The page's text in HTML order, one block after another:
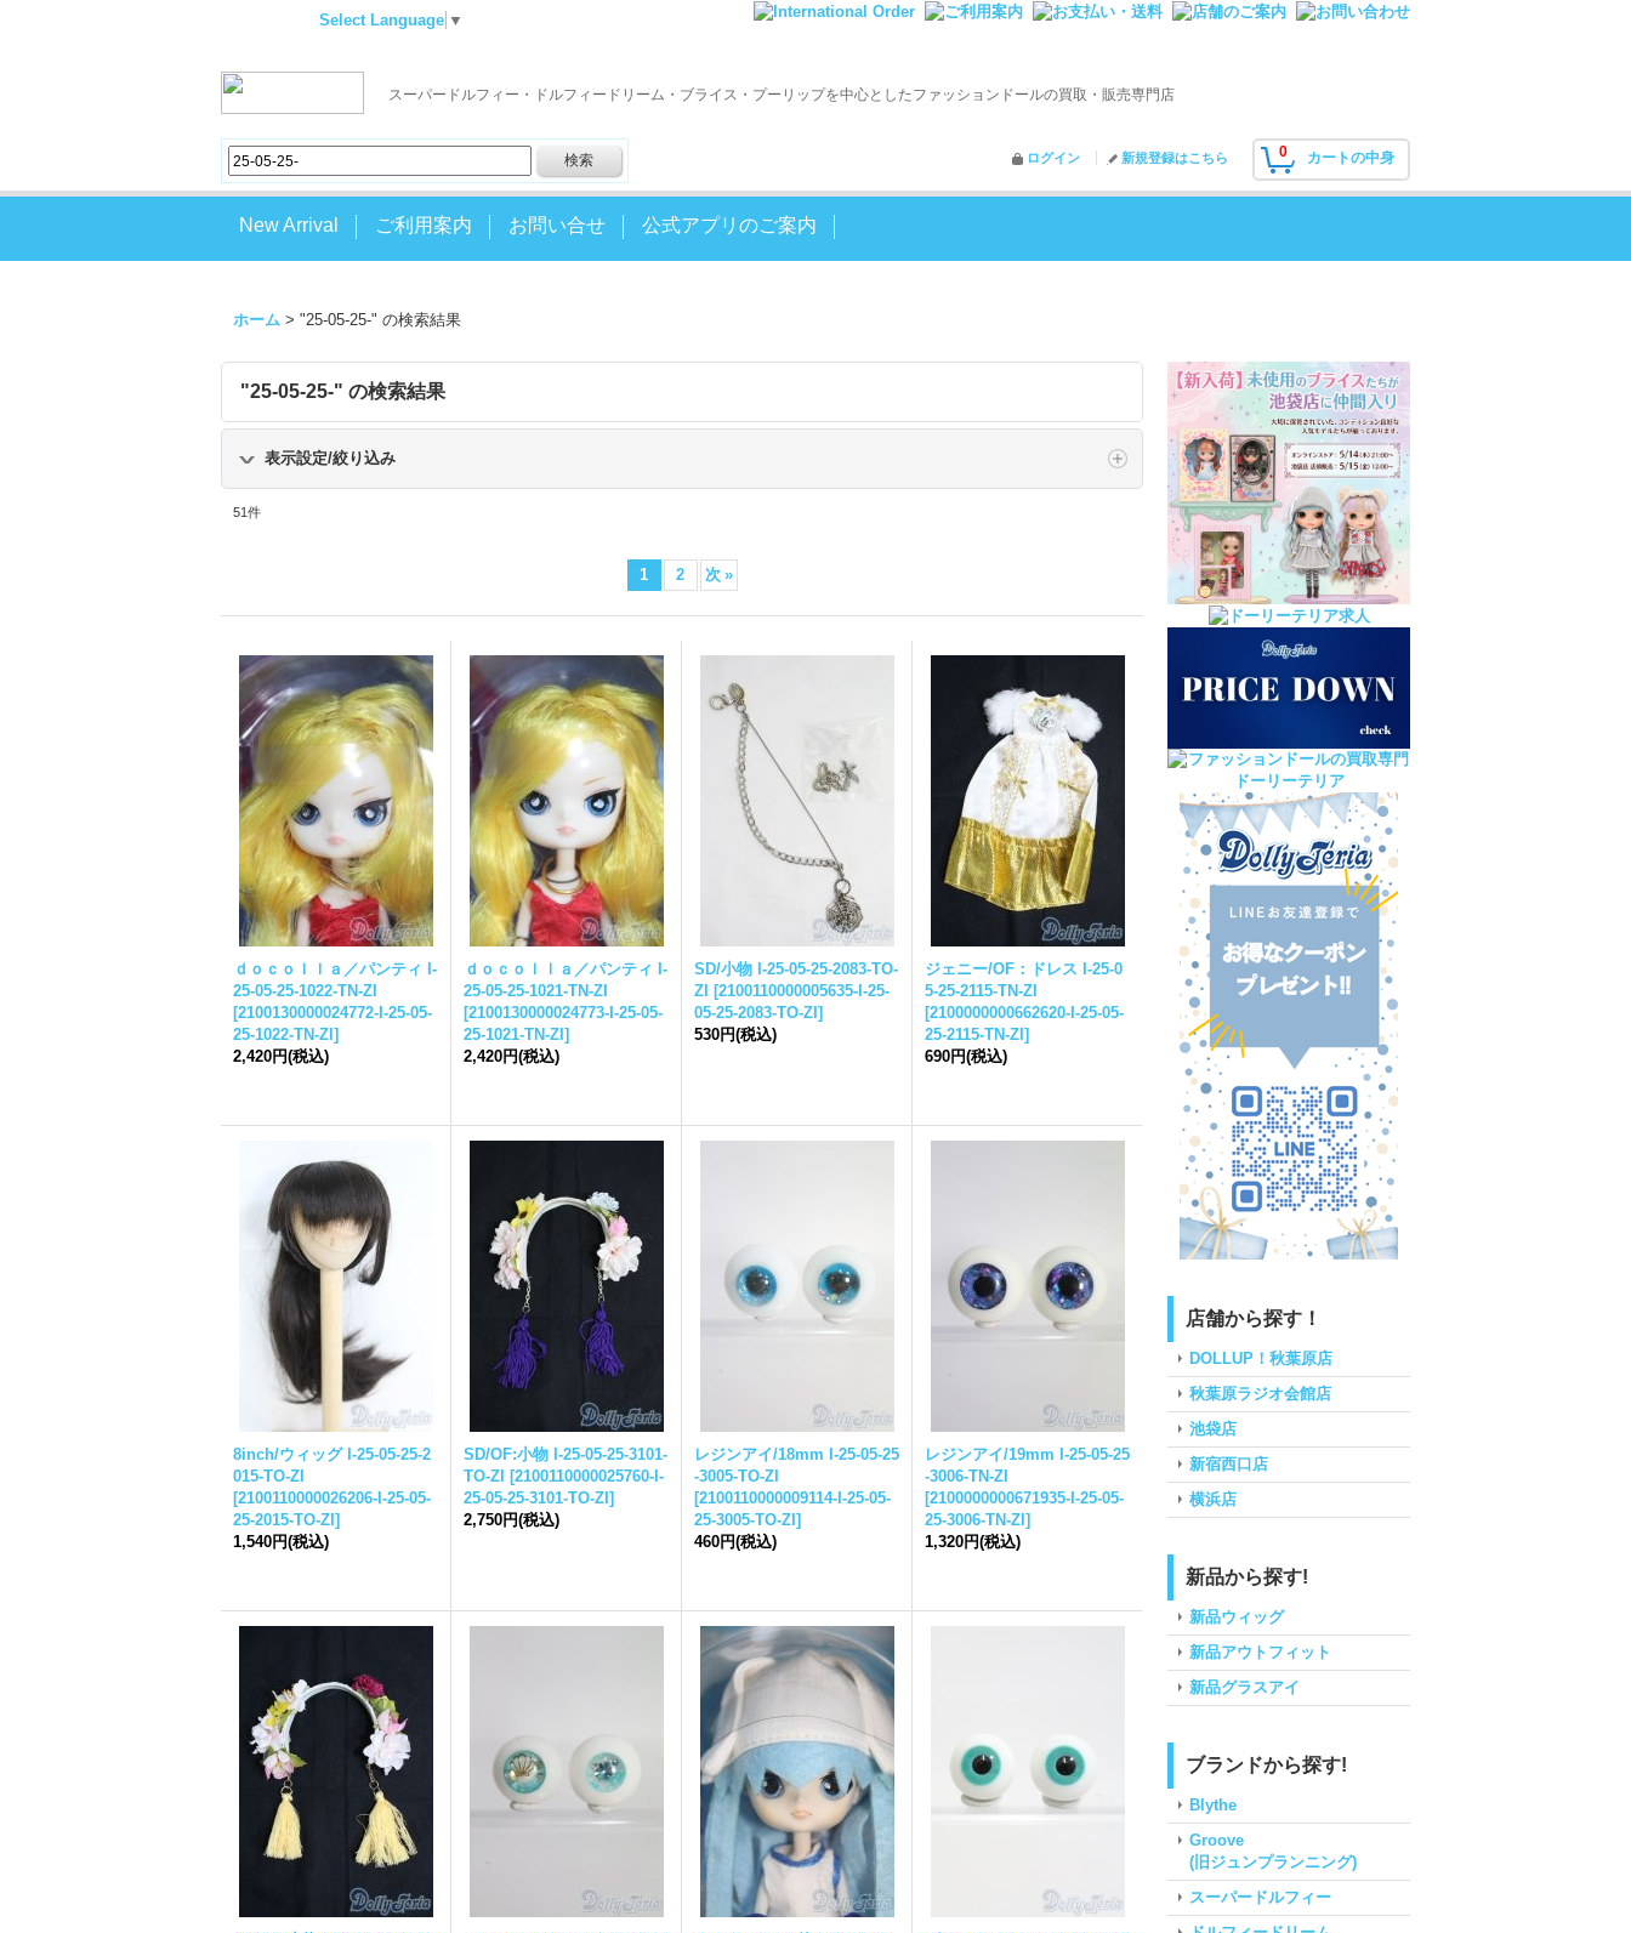
Select Language ▼
スーパードルフィー・ドルフィードリーム・ブライス・プーリップを中心としたファッションドールの買取・販売専門店
0 カートの中身
ログイン 新規登録はこちら
New Arrival ご利用案内 お問い合せ 公式アプリのご案内
ホーム > "25-05-25-" の検索結果
"25-05-25-" の検索結果
表示設定/絞り込み
51件
1 2 次 »
ｄｏｃｏｌｌａ／パンティ I-
25-05-25-1022-TN-ZI
[2100130000024772-I-25-05-
25-1022-TN-ZI ]
2,420円(税込)
ｄｏｃｏｌｌａ／パンティ I-
25-05-25-1021-TN-ZI
[2100130000024773-I-25-05-
25-1021-TN-ZI ]
2,420円(税込)
SD/小物 I-25-05-25-2083-TO-
ZI
[2100110000005635-I-25-
05-25-2083-TO-ZI ]
530円(税込)
ジェニー/OF：ドレス I-25-0
5-25-2115-TN-ZI
[2100000000662620-I-25-05-
25-2115-TN-ZI ]
690円(税込)
8inch/ウィッグ I-25-05-25-2
015-TO-ZI
[2100110000026206-I-25-05-
25-2015-TO-ZI ]
1,540円(税込)
SD/OF:小物 I-25-05-25-3101-
TO-ZI
[2100110000025760-I-
25-05-25-3101-TO-ZI ]
2,750円(税込)
レジンアイ/18mm I-25-05-25
-3005-TO-ZI
[2100110000009114-I-25-05-
25-3005-TO-ZI ]
460円(税込)
レジンアイ/19mm I-25-05-25
-3006-TN-ZI
[2100000000671935-I-25-05-
25-3006-TN-ZI ]
1,320円(税込)
店舗から探す！
DOLLUP！秋葉原店
秋葉原ラジオ会館店
池袋店
新宿西口店
横浜店
新品から探す!
新品ウィッグ
新品アウトフィット
新品グラスアイ
ブランドから探す!
Blythe
Groove
(旧ジュンプランニング)
スーパードルフィー